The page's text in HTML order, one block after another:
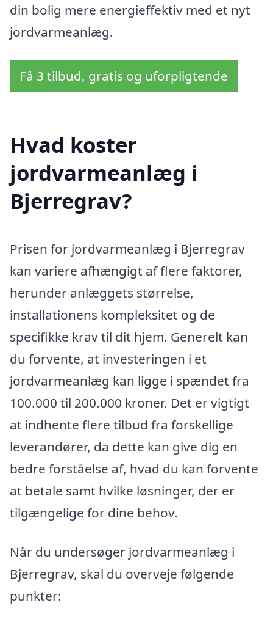
din bolig mere energieffektiv med et nyt
jordvarmeanlæg.
Få 3 tilbud, gratis og uforpligtende
Hvad koster
jordvarmeanlæg i
Bjerregrav?
Prisen for jordvarmeanlæg i Bjerregrav
kan variere afhængigt af flere faktorer,
herunder anlæggets størrelse,
installationens kompleksitet og de
specifikke krav til dit hjem. Generelt kan
du forvente, at investeringen i et
jordvarmeanlæg kan ligge i spændet fra
100.000 til 200.000 kroner. Det er vigtigt
at indhente flere tilbud fra forskellige
leverandører, da dette kan give dig en
bedre forståelse af, hvad du kan forvente
at betale samt hvilke løsninger, der er
tilgængelige for dine behov.
Når du undersøger jordvarmeanlæg i
Bjerregrav, skal du overveje følgende
punkter: